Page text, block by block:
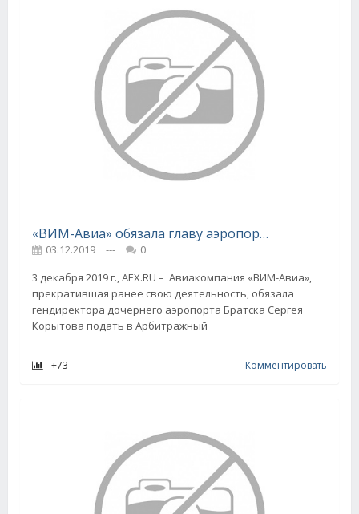
«ВИМ-Авиа» обязала главу аэропорта Братска подать заявление о банкротстве
03.12.2019 ---
0
3 декабря 2019 г., AEX.RU – Авиакомпания «ВИМ-Авиа»,
прекратившая ранее свою деятельность, обязала
гендиректора дочернего аэропорта Братска Сергея
Корытова подать в Арбитражный
+73 Комментировать